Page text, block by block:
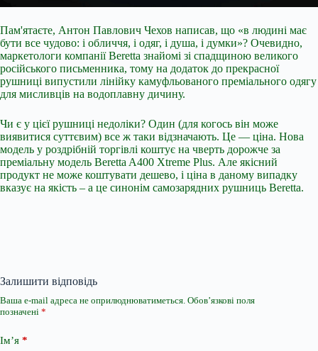
Пам'ятаєте, Антон Павлович Чехов написав, що «в людині має
бути все чудово: і обличчя, і одяг, і душа, і думки»? Очевидно,
маркетологи компанії Beretta знайомі зі спадщиною великого
російського письменника, тому на додаток до прекрасної
рушниці випустили лінійку камуфльованого преміального одягу
для мисливців на водоплавну дичину.
Чи є у цієї рушниці недоліки? Один (для когось він може
виявитися суттєвим) все ж таки відзначають. Це — ціна. Нова
модель у роздрібній торгівлі коштує на чверть дорожче за
преміальну модель Beretta A400 Xtreme Plus. Але якісний
продукт не може коштувати дешево, і ціна в даному випадку
вказує на якість – а це синонім самозарядних рушниць Beretta.
Залишити відповідь
Ваша e-mail адреса не оприлюднюватиметься. Обов’язкові поля
позначені *
Ім’я *